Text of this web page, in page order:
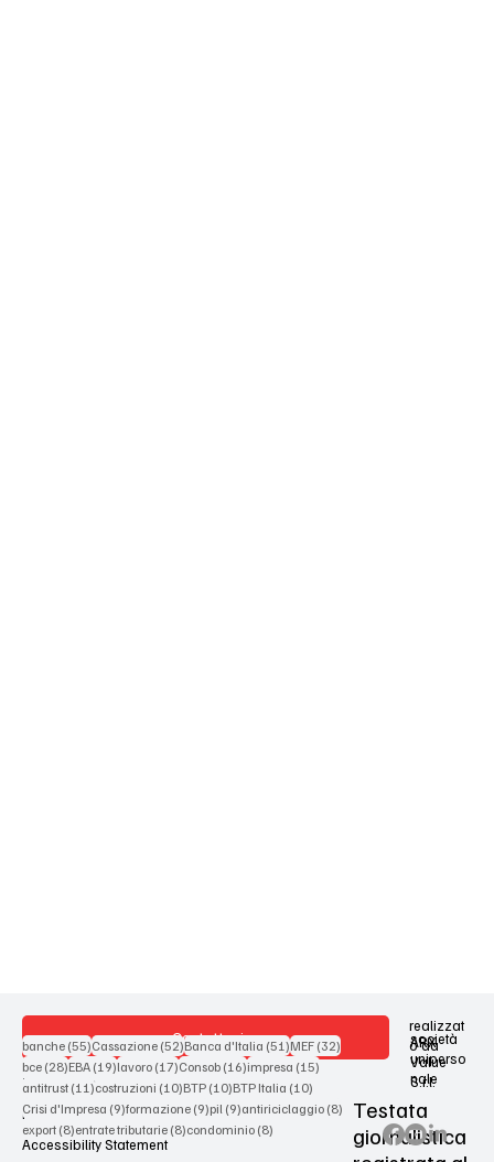
Contattaci
Terms & Conditions
Privacy Policy
Accessibility Statement
realizzat
o da
società
uniperso
nale
ARX
Value
S.r.l.
Testata
giornalistica
banche (55)55 post
Cassazione (52)52 post
Banca d'Italia (51)51 post
MEF (32)32 post
bce (28)28 post
EBA (19)19 post
lavoro (17)17 post
Consob (16)16 post
impresa (15)15 post
antitrust (11)11 post
costruzioni (10)10 post
BTP (10)10 post
BTP Italia (10)10 post
Crisi d'Impresa (9)9 post
formazione (9)9 post
pil (9)9 post
antiriciclaggio (8)8 post
export (8)8 post
entrate tributarie (8)8 post
condominio (8)8 post